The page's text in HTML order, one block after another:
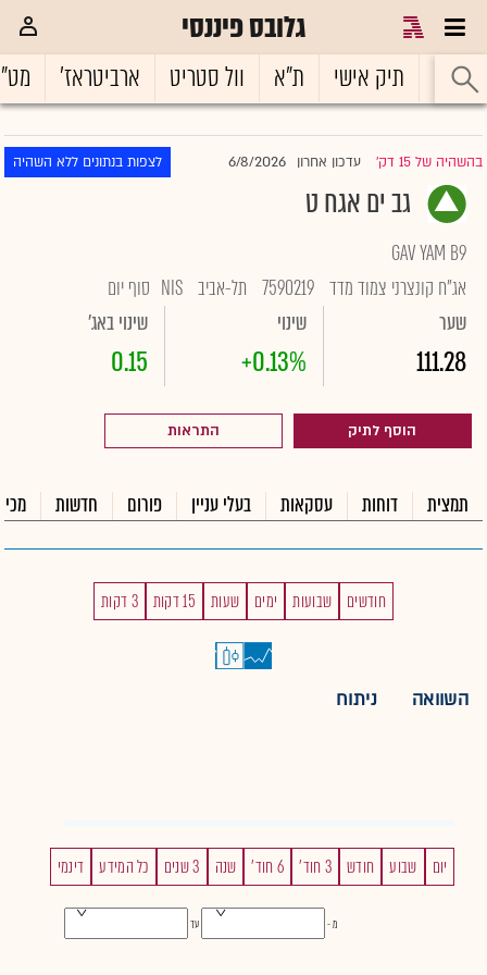
גלובס פיננסי
ראשי תיק אישי ת"א וול סטריט ארביטראז'
בהשהיה של 15 דק' |עדכון אחרון 6/8/2026 לצפות בנתונים ללא השהיה
גב ים אגח ט
GAV YAM B9
אג"ח קונצרני צמוד מדד 7590219 תל-אביב NIS סוף יום
שער
111.28
שינוי
+0.13%
שינוי באג'
0.15
הוסף לתיק התראות
תמצית דוחות עסקאות בעלי עניין פורום חדשות
חודשים שבועות ימים שעות 15 דקות 3 דקות
השוואה ניתוח
יום שבוע חודש 3 חוד' 6 חוד' שנה 3 שנים כל המידע דינמי
מ - עד